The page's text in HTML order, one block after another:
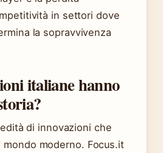
in settori dove
la sopravvivenza
italiane hanno
di innovazioni che
mondo moderno. Focus.it